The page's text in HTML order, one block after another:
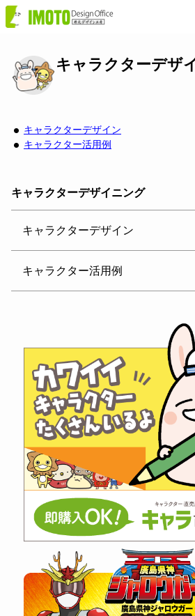
井
デ
キャラクターデザ
キャラクターデザイン
キャラクター活用例
キャラクターデザイニング
キャラクターデザイン
キャラクター活用例